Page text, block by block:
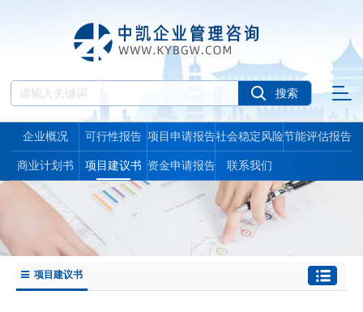
企业概况 可行性报告 项目申请报告社会稳定风险
报告
节能评估报告
商业计划书 项目建议书 资金申请报告 联系我们
项目建议书